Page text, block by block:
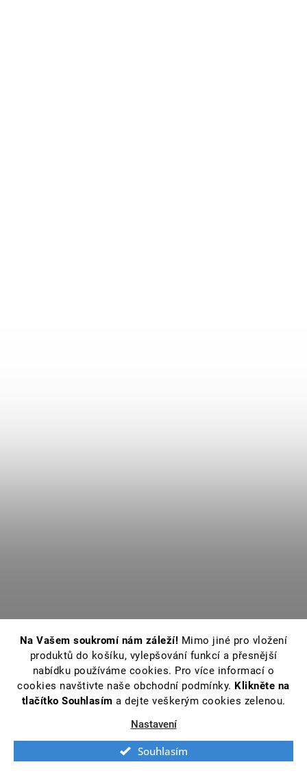
Na Vašem soukromí nám záleží! Mimo jiné pro vložení
produktů do košíku, vylepšování funkcí a přesnější
nabídku používáme cookies. Pro více informací o
cookies navštivte naše obchodní podmínky. Klikněte na
tlačítko Souhlasím a dejte veškerým cookies zelenou.
Nastavení
Souhlasím